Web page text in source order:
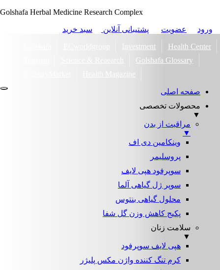
Golshafa Herbal Medicine Research Complex
ورود عضویت پشتیبانی آنلاین سبد خرید
Investment
Health Center
Golshafa Glossary
Health Magazine
صفحه اصلی
محصولات تخصصی
▼
مراقبت از بدن
▼
وینکامین دی اف
پروسلیمر
سوپرفود هپی لایف
سوپر ژل گیاهی آلما
محلول گیاهی بنتوس
پکیج کاهش وزن گل شفا
سلامت زنان
▼
هپی لایف سوپرفود
کرم تنگ کننده واژن مکس پلیژر